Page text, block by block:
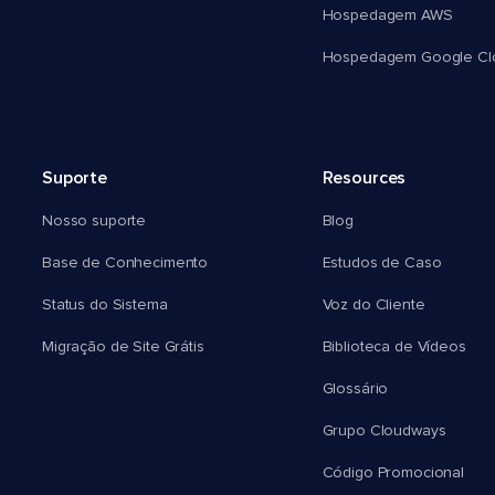
Hospedagem AWS
Hospedagem Google
Suporte
Nosso suporte
Base de Conhecimento
Status do Sistema
Migração de Site Grátis
Resources
Blog
Estudos de Caso
Voz do Cliente
Biblioteca de Vídeos
Glossário
Grupo Cloudways
Código Promocional